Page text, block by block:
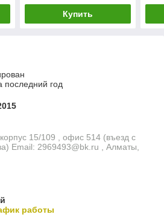
Купить
последний год
15/109 , офис 514 (въезд с
Email: 2969493@bk.ru , Алматы,
работы